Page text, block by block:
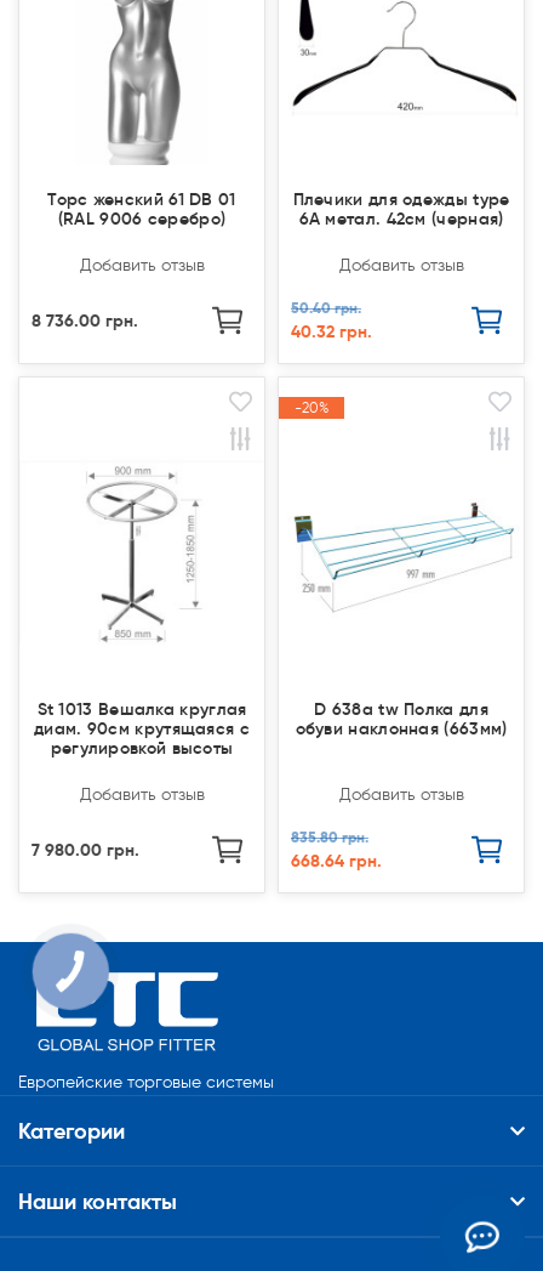
Торс женский 61 DB 01
(RAL 9006 серебро)
Добавить отзыв
8 736.00 грн.
Плечики для одежды type
6А метал. 42см (черная)
Добавить отзыв
50.40 грн.
40.32 грн.
St 1013 Вешалка круглая
диам. 90см крутящаяся с
регулировкой высоты
Добавить отзыв
7 980.00 грн.
-20%
-20%
D 638a tw Полка для
обуви наклонная (663мм)
Добавить отзыв
835.80 грн.
668.64 грн.
Европейские торговые системы
Категории
Наши контакты
КНОПКА
СВЯЗИ